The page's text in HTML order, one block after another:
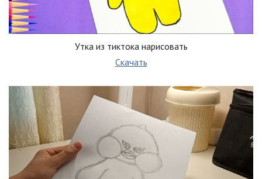
Утка из тиктока нарисовать
Скачать